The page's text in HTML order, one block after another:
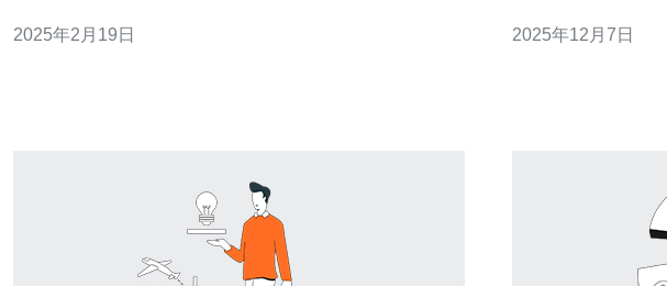
供了安全、高效的网络体验。 1. 快速连接：新加坡作为一
2025年2月19日
布局、技术优势、服
2025年12月7日